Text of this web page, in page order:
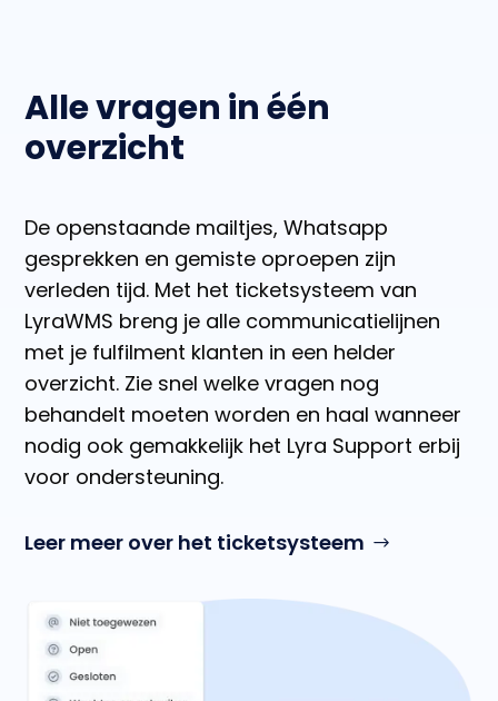
Alle vragen in één
overzicht
De openstaande mailtjes, Whatsapp
gesprekken en gemiste oproepen zijn
verleden tijd. Met het ticketsysteem van
LyraWMS breng je alle communicatielijnen
met je fulfilment klanten in een helder
overzicht. Zie snel welke vragen nog
behandelt moeten worden en haal wanneer
nodig ook gemakkelijk het Lyra Support erbij
voor ondersteuning.
Leer meer over het ticketsysteem